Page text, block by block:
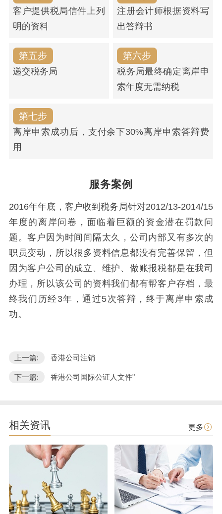
客户提供税局信件上列
明的资料
注册会计师根据资料写
出答辩书
第五步
递交税务局
第六步
税务局最终确定离岸申
索年度无需纳税
第七步
离岸申索成功后，支付余下30%离岸申索答辩费
用
服务案例
2016年年底，客户收到税务局针对2012/13-2014/15
年度的离岸问卷，面临着巨额的资金潜在罚款问
题。客户因为时间间隔太久，公司内部又有多次的
职员变动，所以很多资料信息都没有完善保留，但
因为客户公司的成立、维护、做账报税都是在我司
办理，所以该公司的资料我们都有帮客户存档，最
终我们历经3年，通过5次答辩，终于离岸申索成
功。
上一篇: 香港公司注销
下一篇: 香港公司国际公证人文件"
相关资讯 更多